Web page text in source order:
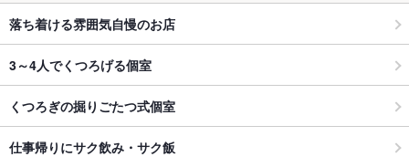
落ち着ける雰囲気自慢のお店
3～4人でくつろげる個室
くつろぎの掘りごたつ式個室
仕事帰りにサク飲み・サク飯